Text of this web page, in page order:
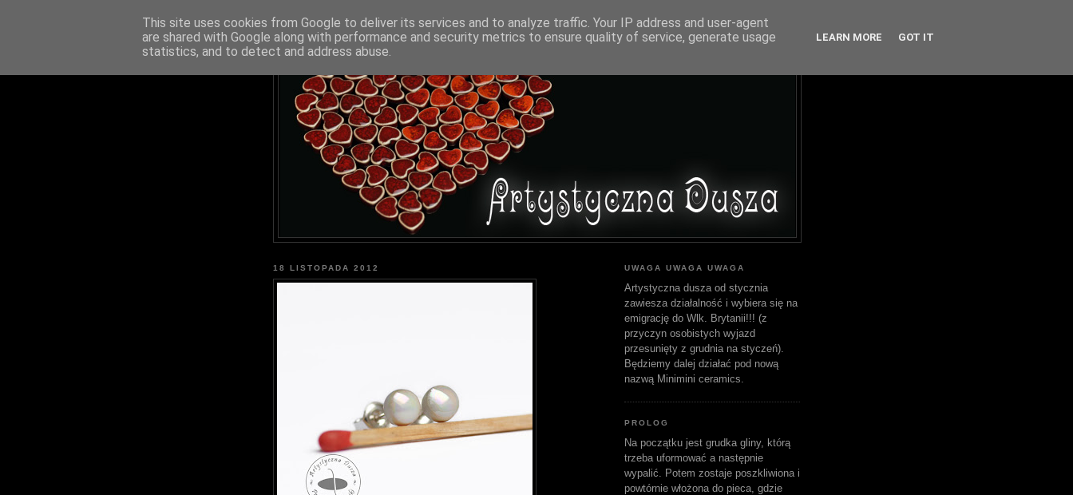
18 LISTOPADA 2012 UWAGA UWAGA UWAGA
Artystyczna dusza od stycznia
zawiesza działalność i wybiera się na
emigrację do Wlk. Brytanii!!! (z
przyczyn osobistych wyjazd
przesunięty z grudnia na styczeń).
Będziemy dalej działać pod nową
nazwą Minimini ceramics.
PROLOG
Na początku jest grudka gliny, którą
trzeba uformować a następnie
wypalić. Potem zostaje poszkliwiona i
powtórnie włożona do pieca, gdzie
This site uses cookies from Google to deliver its services and to analyze traffic. Your IP address and user-agent
are shared with Google along with performance and security metrics to ensure quality of service, generate usage
statistics, and to detect and address abuse.
LEARN MORE GOT IT